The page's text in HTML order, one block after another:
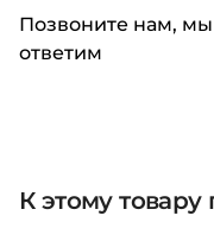
Позвоните нам,
ответим
К этому товару